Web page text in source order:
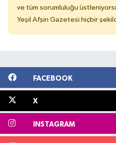
ve tüm sorumluluğu
Yeşil Afşin Gazetesi hiçbir
FACEBOOK
X
INSTAGRAM